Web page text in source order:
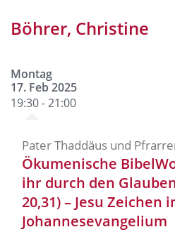
Böhrer, Christine
Montag
17. Feb 2025
19:30 - 21:00
Pater Thaddäus und
Ökumenische
ihr durch den
20,31) – Jesu Zeichen
Johannesevangelium